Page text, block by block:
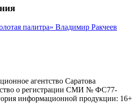
агентство Саратова
о регистрации СМИ № ФС77-
информационной продукции: 16+